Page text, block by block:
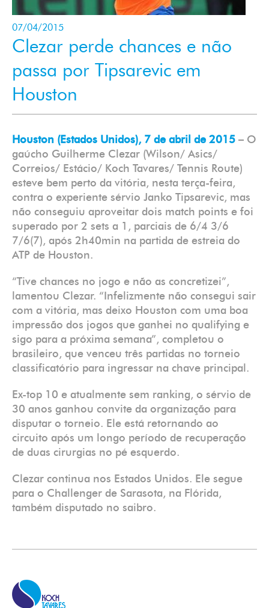
07/04/2015
Clezar perde chances e não
passa por Tipsarevic em
Houston
Houston (Estados Unidos), 7 de abril de 2015 – O
gaúcho Guilherme Clezar (Wilson/ Asics/
Correios/ Estácio/ Koch Tavares/ Tennis Route)
esteve bem perto da vitória, nesta terça-feira,
contra o experiente sérvio Janko Tipsarevic, mas
não conseguiu aproveitar dois match points e foi
superado por 2 sets a 1, parciais de 6/4 3/6
7/6(7), após 2h40min na partida de estreia do
ATP de Houston.
“Tive chances no jogo e não as concretizei”,
lamentou Clezar. “Infelizmente não consegui sair
com a vitória, mas deixo Houston com uma boa
impressão dos jogos que ganhei no qualifying e
sigo para a próxima semana”, completou o
brasileiro, que venceu três partidas no torneio
classificatório para ingressar na chave principal.
Ex-top 10 e atualmente sem ranking, o sérvio de
30 anos ganhou convite da organização para
disputar o torneio. Ele está retornando ao
circuito após um longo período de recuperação
de duas cirurgias no pé esquerdo.
Clezar continua nos Estados Unidos. Ele segue
para o Challenger de Sarasota, na Flórida,
também disputado no saibro.